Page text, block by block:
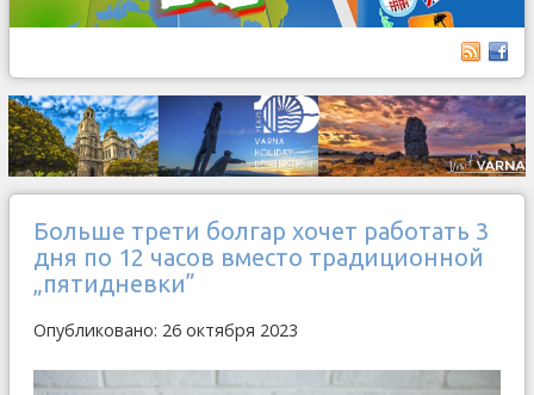
Больше трети болгар хочет работать 3
дня по 12 часов вместо традиционной
„пятидневки”
Опубликовано: 26 октября 2023